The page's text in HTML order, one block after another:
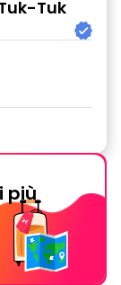
Tuk
più